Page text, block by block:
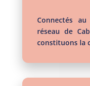
Connectés
réseau de
constituons la